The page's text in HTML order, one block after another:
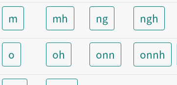
m mh ng ngh
o oh onn onnh